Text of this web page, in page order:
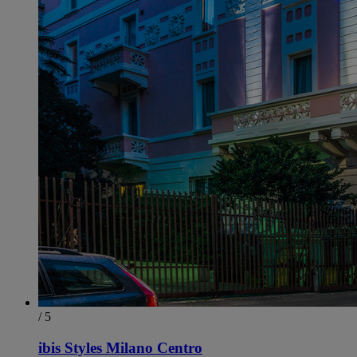
/ 5
ibis Styles Milano Centro